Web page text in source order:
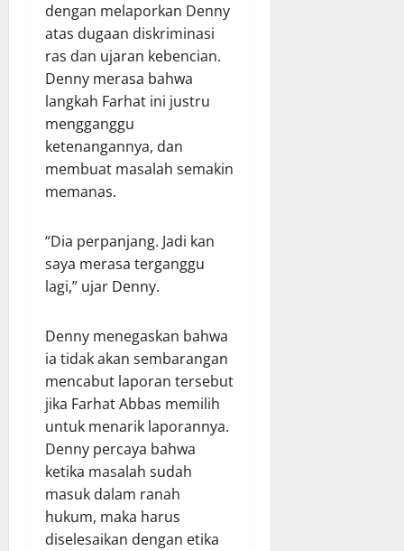
dengan melaporkan Denny
atas dugaan diskriminasi
ras dan ujaran kebencian.
Denny merasa bahwa
langkah Farhat ini justru
mengganggu
ketenangannya, dan
membuat masalah semakin
memanas.
“Dia perpanjang. Jadi kan
saya merasa terganggu
lagi,” ujar Denny.
Denny menegaskan bahwa
ia tidak akan sembarangan
mencabut laporan tersebut
jika Farhat Abbas memilih
untuk menarik laporannya.
Denny percaya bahwa
ketika masalah sudah
masuk dalam ranah
hukum, maka harus
diselesaikan dengan etika